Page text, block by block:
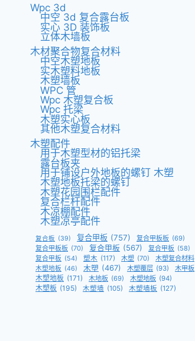
Wpc 3d
中空 3d 复合露台板
实心 3D 装饰板
立体木墙板
木材聚合物复合材料
中空木塑地板
实木塑料地板
木塑墙板
WPC 管
Wpc 木塑复合板
Wpc 托梁
木塑实心板
其他木塑复合材料
木塑配件
用于木塑型材的铝托梁
露台板夹
用于铺设户外地板的螺钉 木塑
木塑地板托梁的螺钉
木塑花园围栏配件
复合栏杆配件
木凉棚配件
木塑凉亭配件
复合板 (39) 复合甲板 (757) 复合甲板板 (69)
复合甲板板 (70) 复合甲板 (567) 复合甲板 (58)
复合甲板 (54) 塑木 (117) 木塑 (70) 木塑复合材料
木塑地板 (46) 木塑 (467) 木塑覆层 (93) 木甲板
木塑地板 (171) 木地板 (69) 木塑地板 (94)
木塑板 (195) 木塑墙 (105) 木塑墙板 (127)